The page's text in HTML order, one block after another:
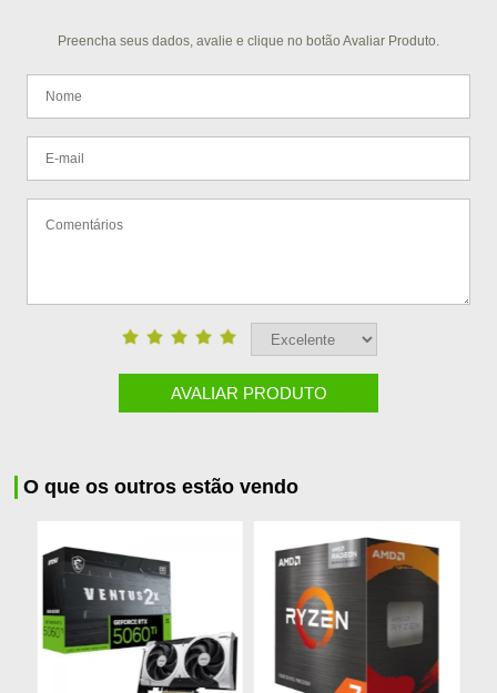
Preencha seus dados, avalie e clique no botão Avaliar Produto.
AVALIAR PRODUTO
O que os outros estão vendo